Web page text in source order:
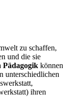
zu schaffen,
und die sie
Pädagogik können
unterschiedlichen
ihren